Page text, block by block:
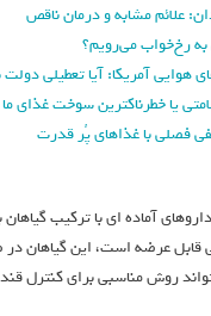
علائم مشابه و درمان ناقص
رخ‌خواب می‌رویم؟
هوایی آمریکا: آیا تعطیلی دولت
یا خطرناکترین سوخت غذای ما
فصلی با غذاهای پُر قدرت
آماده ای با ترکیب
قابل عرضه است، این گیاهان
روش مناسبی برای کنترل